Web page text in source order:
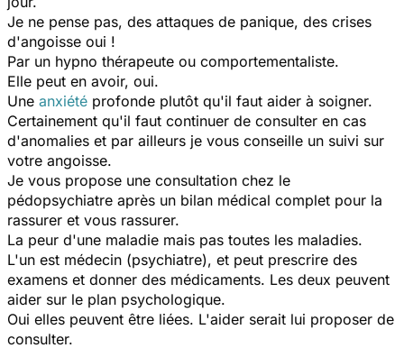
Je ne pense pas, des attaques de panique, des crises
d'angoisse oui !
Par un hypno thérapeute ou comportementaliste.
Elle peut en avoir, oui.
Une anxiété profonde plutôt qu'il faut aider à soigner.
Certainement qu'il faut continuer de consulter en cas
d'anomalies et par ailleurs je vous conseille un suivi sur
votre angoisse.
Je vous propose une consultation chez le
pédopsychiatre après un bilan médical complet pour la
rassurer et vous rassurer.
La peur d'une maladie mais pas toutes les maladies.
L'un est médecin (psychiatre), et peut prescrire des
examens et donner des médicaments. Les deux peuvent
aider sur le plan psychologique.
Oui elles peuvent être liées. L'aider serait lui proposer de
consulter.